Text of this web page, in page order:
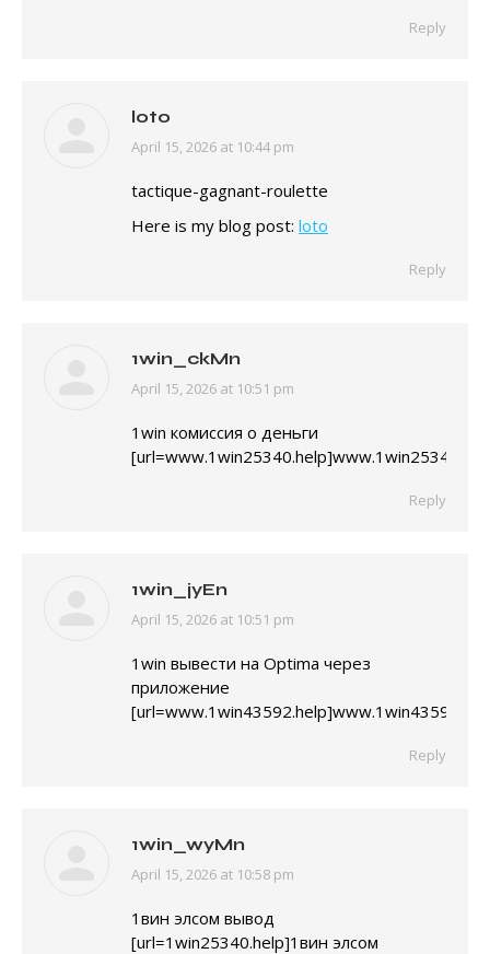
Reply
loto
says:
April 15, 2026 at 10:44 pm
tactique-gagnant-roulette
Here is my blog post: loto
Reply
1win_ckMn
says:
April 15, 2026 at 10:51 pm
1win комиссия о деньги
Reply
1win_jyEn
says:
April 15, 2026 at 10:51 pm
1win вывести на Optima через
приложение
Reply
1win_wyMn
says:
April 15, 2026 at 10:58 pm
1вин элсом вывод
[url=1win25340.help]1вин элсом